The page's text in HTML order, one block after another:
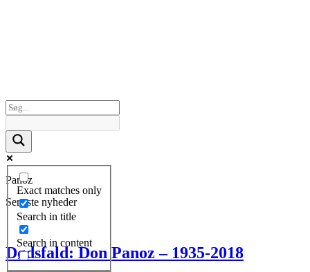
Exact matches only
Search in title
Search in content
Panoz
Seneste nyheder
Dødsfald: Don Panoz – 1935-2018